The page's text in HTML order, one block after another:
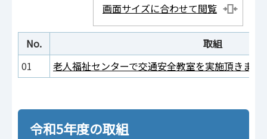
画面サイズに合わせて閲覧
No.
取組
01
老人福祉センターで交通安全教室を実施頂きまし
令和5年度の取組